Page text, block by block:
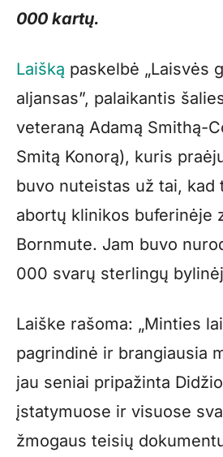
000 kartų.
Laišką paskelbė „Laisvės
aljansas”, palaikantis
veteraną Adamą Smithą-
Smitą Konorą), kuris
buvo nuteistas už tai, kad
abortų klinikos buferinėje
Bornmute. Jam buvo
000 svarų sterlingų
Laiške rašoma: „Minties
pagrindinė ir brangiausia
jau seniai pripažinta
įstatymuose ir visuose
žmogaus teisių